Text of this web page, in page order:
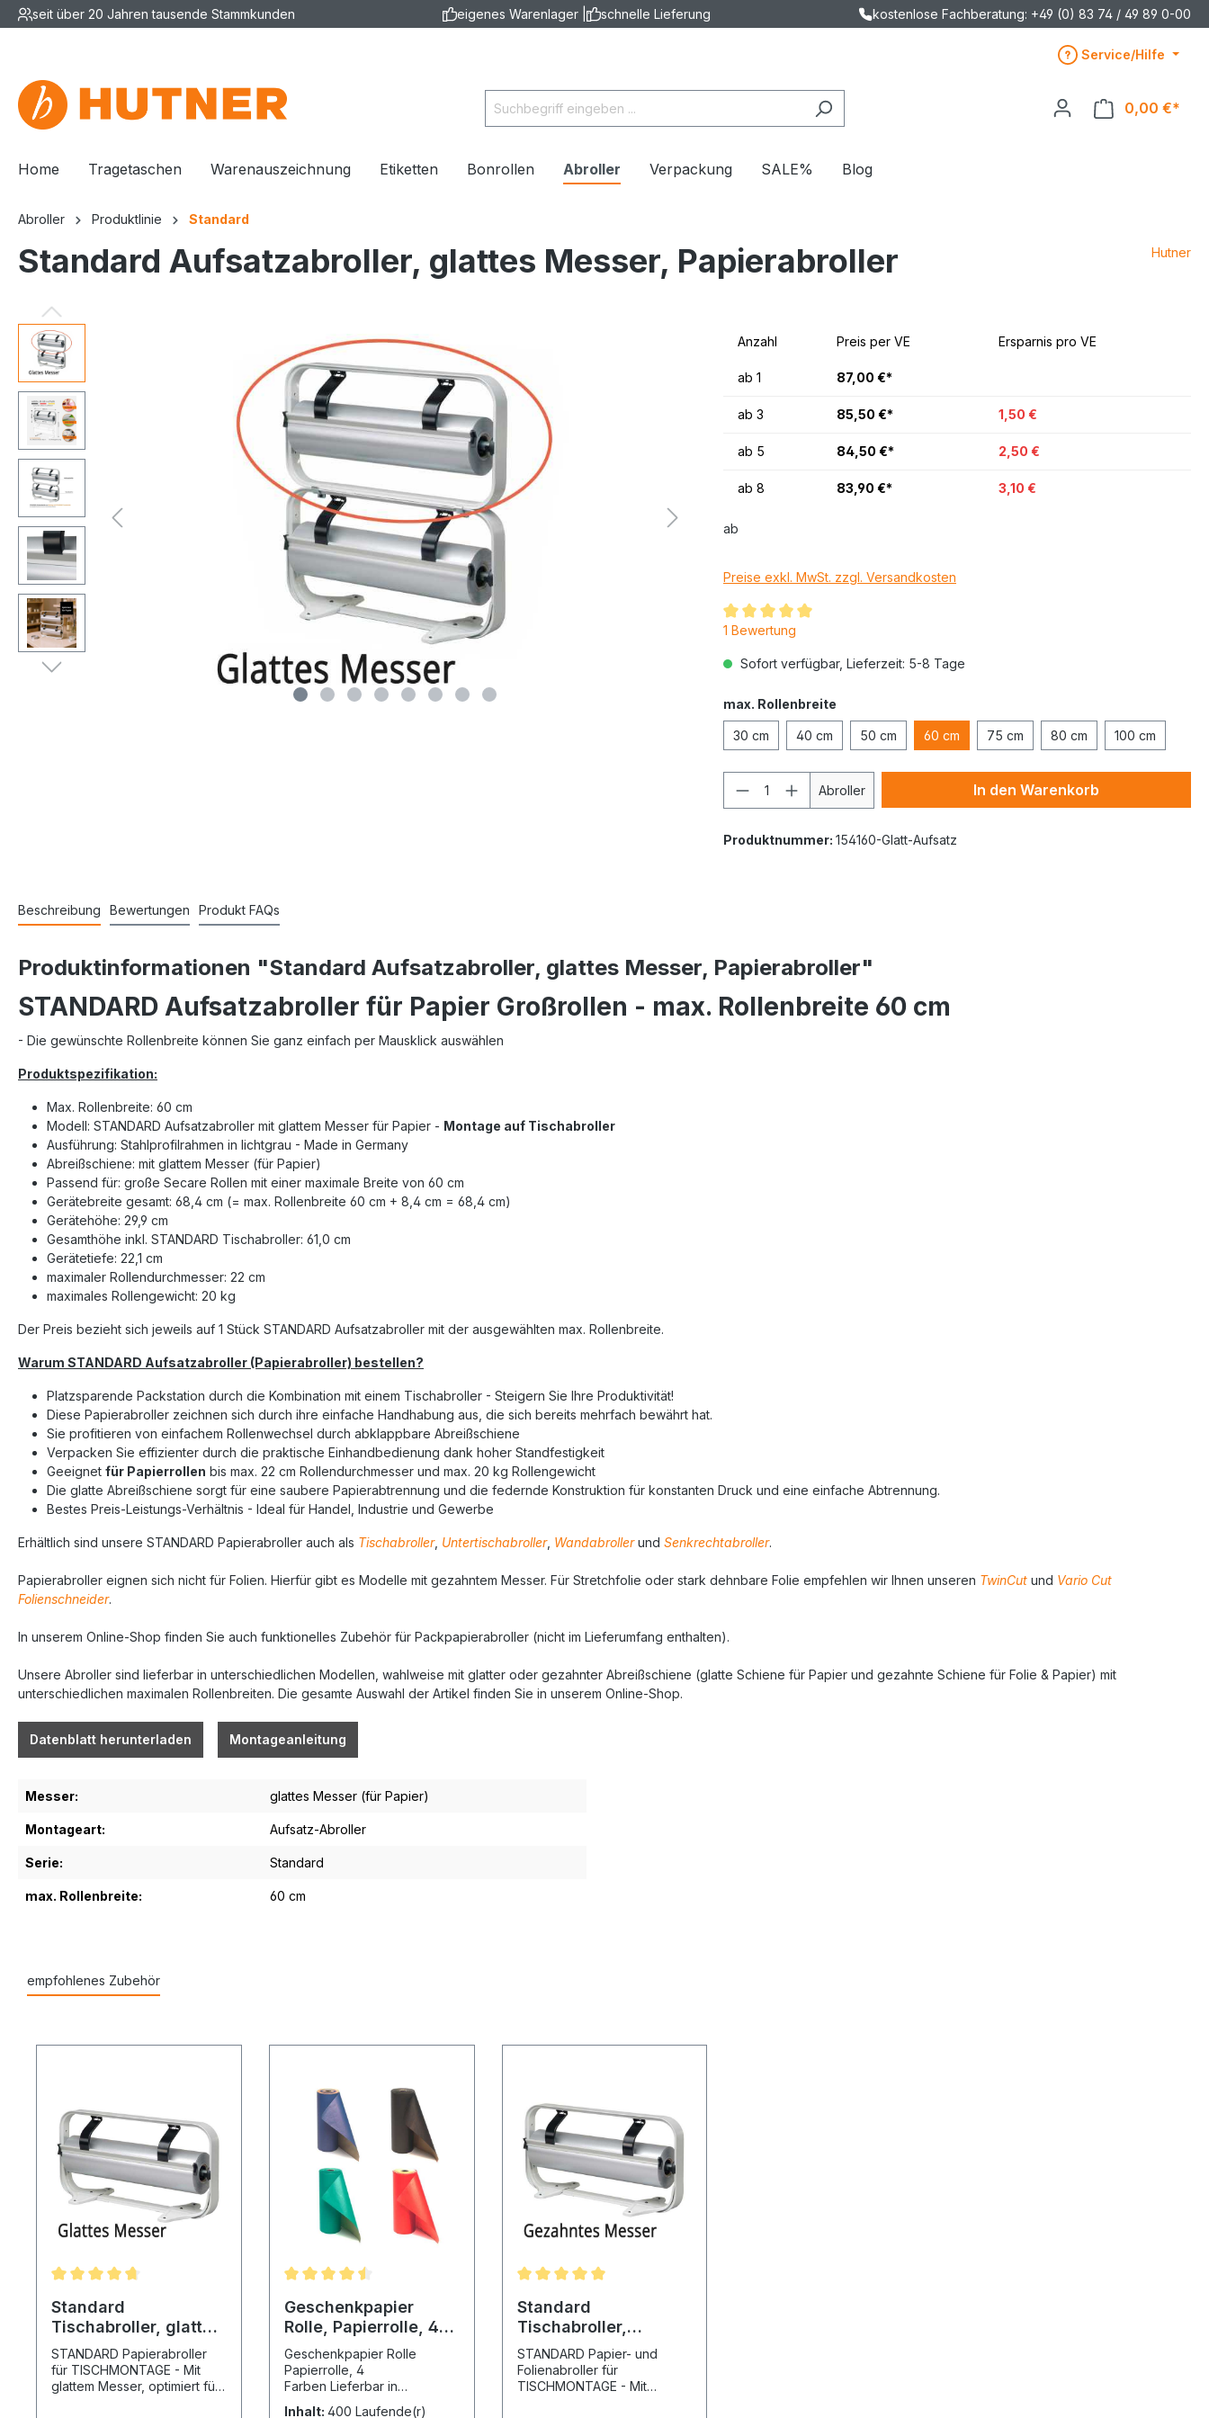
seit über 20 Jahren tausende Stammkunden eigenes Warenlager | schnelle Lieferung kostenlose Fachberatung: +49 (0) 83 74 / 49 89 0-00
Service/Hilfe
0,00 €*
Home Tragetaschen Warenauszeichnung Etiketten Bonrollen Abroller Verpackung SALE% Blog
Abroller Produktlinie Standard
Standard Aufsatzabroller, glattes Messer, Papierabroller Hutner
Anzahl Preis per VE Ersparnis pro VE
ab 1 87,00 €*
ab 3 85,50 €* 1,50 €
ab 5 84,50 €* 2,50 €
ab 8 83,90 €* 3,10 €
ab
Preise exkl. MwSt. zzgl. Versandkosten
1 Bewertung
Sofort verfügbar, Lieferzeit: 5-8 Tage
max. Rollenbreite
30 cm 40 cm 50 cm 60 cm 75 cm 80 cm 100 cm
Abroller In den Warenkorb
Produktnummer: 154160-Glatt-Aufsatz
Beschreibung Bewertungen Produkt FAQs
Produktinformationen "Standard Aufsatzabroller, glattes Messer, Papierabroller"
STANDARD Aufsatzabroller für Papier Großrollen - max. Rollenbreite 60 cm
- Die gewünschte Rollenbreite können Sie ganz einfach per Mausklick auswählen
Produktspezifikation:
Max. Rollenbreite: 60 cm
Modell: STANDARD Aufsatzabroller mit glattem Messer für Papier - Montage auf Tischabroller
Ausführung: Stahlprofilrahmen in lichtgrau - Made in Germany
Abreißschiene: mit glattem Messer (für Papier)
Passend für: große Secare Rollen mit einer maximale Breite von 60 cm
Gerätebreite gesamt: 68,4 cm (= max. Rollenbreite 60 cm + 8,4 cm = 68,4 cm)
Gerätehöhe: 29,9 cm
Gesamthöhe inkl. STANDARD Tischabroller: 61,0 cm
Gerätetiefe: 22,1 cm
maximaler Rollendurchmesser: 22 cm
maximales Rollengewicht: 20 kg
Der Preis bezieht sich jeweils auf 1 Stück STANDARD Aufsatzabroller mit der ausgewählten max. Rollenbreite.
Warum STANDARD Aufsatzabroller (Papierabroller) bestellen?
Platzsparende Packstation durch die Kombination mit einem Tischabroller - Steigern Sie Ihre Produktivität!
Diese Papierabroller zeichnen sich durch ihre einfache Handhabung aus, die sich bereits mehrfach bewährt hat.
Sie profitieren von einfachem Rollenwechsel durch abklappbare Abreißschiene
Verpacken Sie effizienter durch die praktische Einhandbedienung dank hoher Standfestigkeit
Geeignet für Papierrollen bis max. 22 cm Rollendurchmesser und max. 20 kg Rollengewicht
Die glatte Abreißschiene sorgt für eine saubere Papierabtrennung und die federnde Konstruktion für konstanten Druck und eine einfache Abtrennung.
Bestes Preis-Leistungs-Verhältnis - Ideal für Handel, Industrie und Gewerbe
Erhältlich sind unsere STANDARD Papierabroller auch als Tischabroller, Untertischabroller, Wandabrollerund Senkrechtabroller.
Papierabroller eignen sich nicht für Folien. Hierfür gibt es Modelle mit gezahntem Messer. Für Stretchfolie oder stark dehnbare Folie empfehlen wir Ihnen unseren TwinCut und Vario Cut
Folienschneider.
In unserem Online-Shop finden Sie auch funktionelles Zubehör für Packpapierabroller (nicht im Lieferumfang enthalten).
Unsere Abroller sind lieferbar in unterschiedlichen Modellen, wahlweise mit glatter oder gezahnter Abreißschiene (glatte Schiene für Papier und gezahnte Schiene für Folie & Papier) mit
unterschiedlichen maximalen Rollenbreiten. Die gesamte Auswahl der Artikel finden Sie in unserem Online-Shop.
Datenblatt herunterladen Montageanleitung
Messer: glattes Messer (für Papier)
Montageart: Aufsatz-Abroller
Serie: Standard
max. Rollenbreite: 60 cm
empfohlenes Zubehör
Standard
Tischabroller, glattes
Messer,
Papierabroller
STANDARD Papierabroller
für TISCHMONTAGE - Mit
glattem Messer, optimiert für
Geschenkpapier
Rolle, Papierrolle, 4
Farben
Geschenkpapier Rolle
Papierrolle, 4
Farben Lieferbar in
Inhalt: 400 Laufende(r)
Standard
Tischabroller,
gezahntes Messer,
Folienabroller
STANDARD Papier- und
Folienabroller für
TISCHMONTAGE - Mit